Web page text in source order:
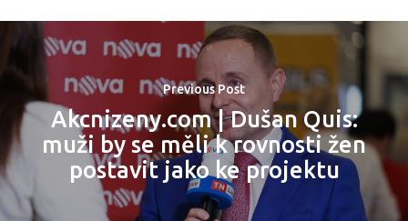
Previous Post
Akcnizeny.com | Dušan Quis:
muži by se měli k rovnosti žen
postavit jako ke projektu
Program 27.3.
Osobnosti
Dopad
Aktuality
Partneři